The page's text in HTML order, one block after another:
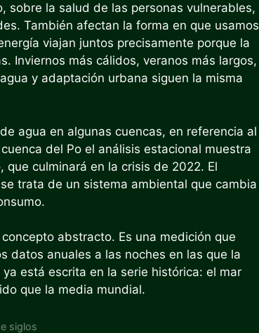
sobre la salud de las personas vulnerables,
También afectan la forma en que usamos
viajan juntos precisamente porque la
Inviernos más cálidos, veranos más largos,
y adaptación urbana siguen la misma
agua en algunas cuencas, en referencia al
del Po el análisis estacional muestra
culminará en la crisis de 2022. El
trata de un sistema ambiental que cambia
abstracto. Es una medición que
datos anuales a las noches en las que la
está escrita en la serie histórica: el mar
que la media mundial.
siglos